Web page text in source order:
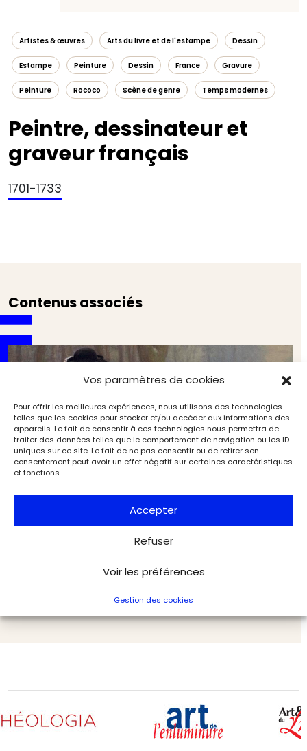
Vos paramètres de cookies
Pour offrir les meilleures expériences, nous utilisons des technologies
telles que les cookies pour stocker et/ou accéder aux informations des
appareils. Le fait de consentir à ces technologies nous permettra de
traiter des données telles que le comportement de navigation ou les ID
uniques sur ce site. Le fait de ne pas consentir ou de retirer son
consentement peut avoir un effet négatif sur certaines caractéristiques
et fonctions.
Accepter
Refuser
Voir les préférences
Gestion des cookies
Artistes & œuvres Arts du livre et de l'estampe Dessin
Estampe Peinture Dessin France Gravure
Peinture Rococo Scène de genre Temps modernes
Peintre, dessinateur et
graveur français
1701-1733
Contenus associés